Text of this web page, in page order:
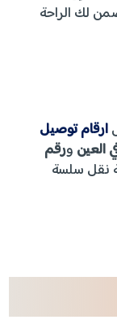
لك الراحة
ارقام توصيل
العين ورقم
نقل سلسة